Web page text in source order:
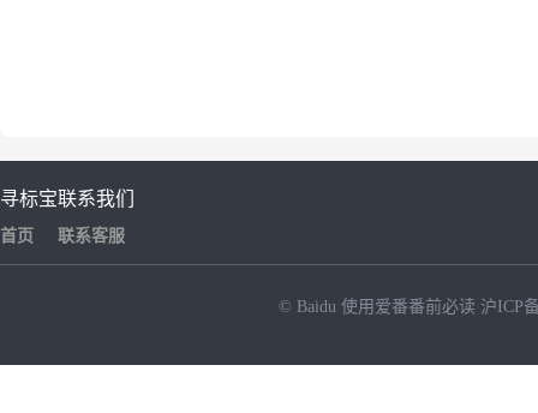
寻标宝
首页
联系我们
联系客服
© Baidu 使用爱番番前必读 沪ICP